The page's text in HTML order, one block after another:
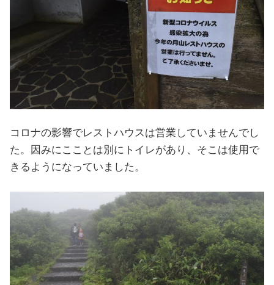
コロナの影響でレストハウスは営業していませんでし
た。因みにこことは別にトイレがあり、そこは使用で
きるようになっていました。